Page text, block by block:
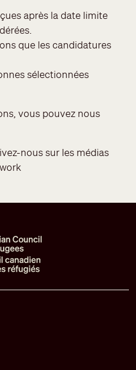
après la date limite
que les candidatures
sélectionnées
vous pouvez nous
nous sur les médias